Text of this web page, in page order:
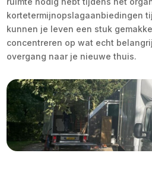
kortetermijnopslagaanbiedingen
kunnen je leven een stuk
concentreren op wat echt
overgang naar je nieuwe thuis.